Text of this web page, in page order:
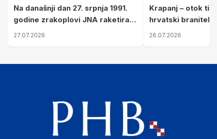
Na današnji dan 27. srpnja 1991.
godine zrakoplovi JNA raketirali
su vojarnu i obučni centar "Nikola
27.07.2026
Krapanj – otok
hrvatski branitelji
pronalaze mir
26.07.2026